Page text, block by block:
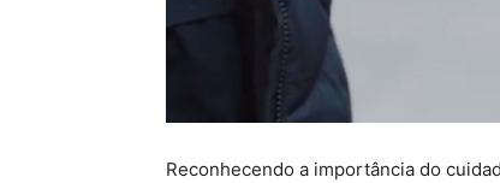
Reconhecendo a importância do